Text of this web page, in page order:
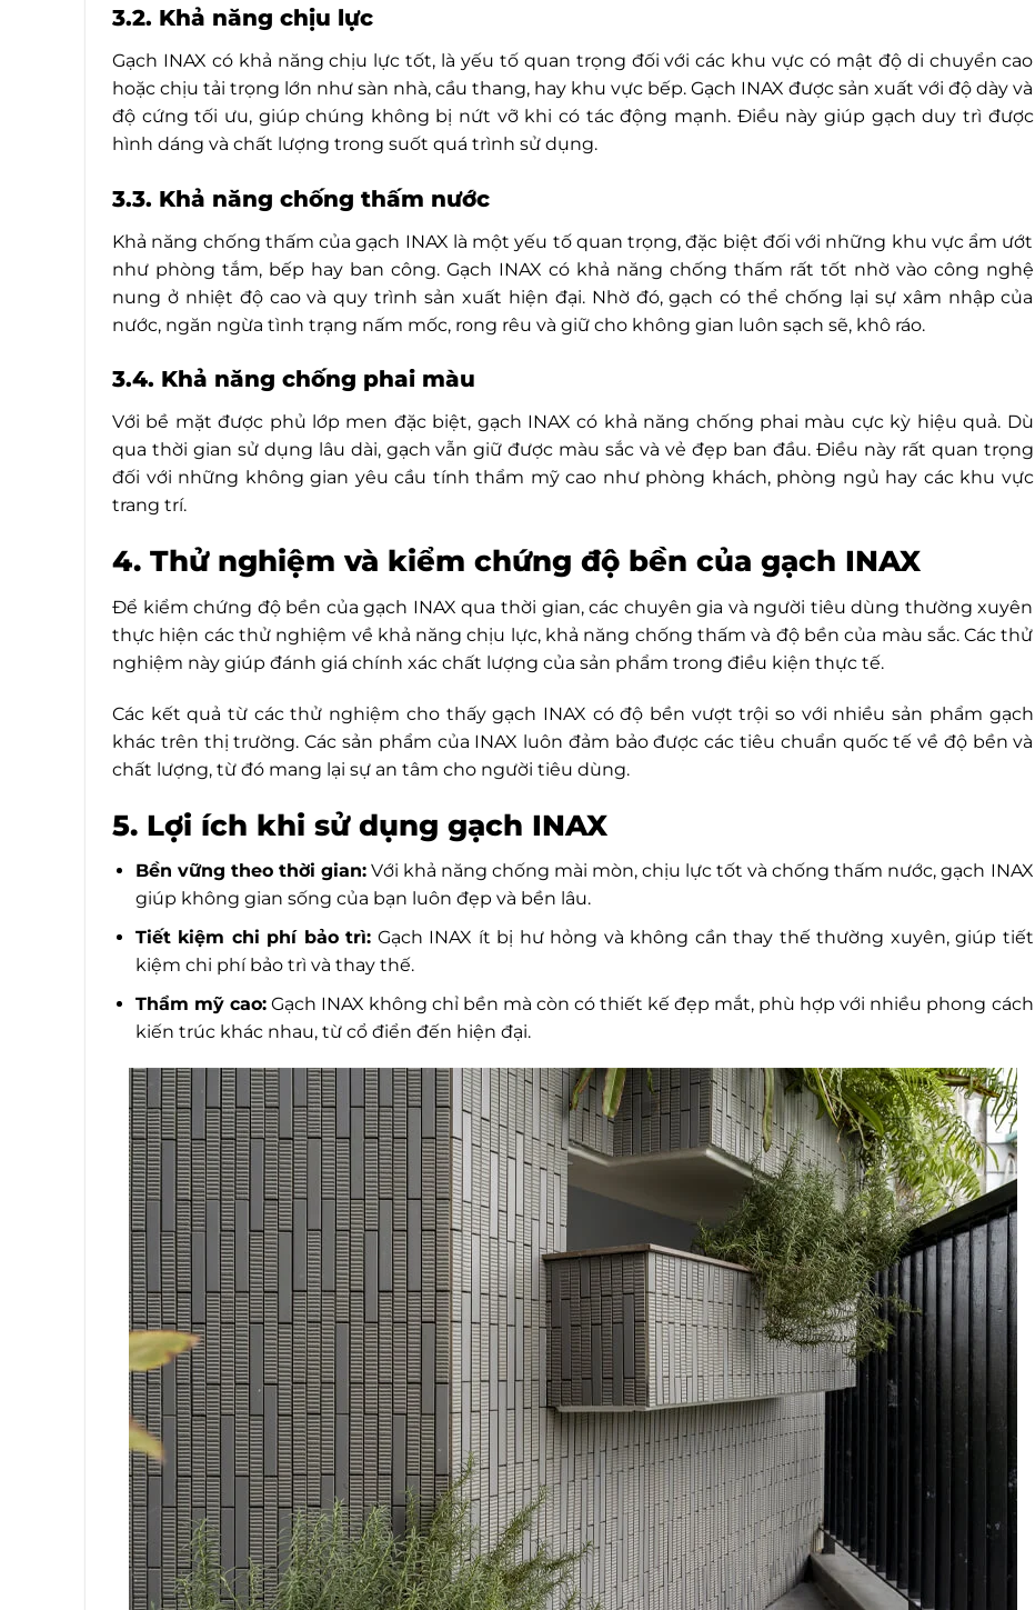
3.2. Khả năng chịu lực
Gạch INAX có khả năng chịu lực tốt, là yếu tố quan trọng đối với các khu vực có mật độ di chuyển cao
hoặc chịu tải trọng lớn như sàn nhà, cầu thang, hay khu vực bếp. Gạch INAX được sản xuất với độ dày và
độ cứng tối ưu, giúp chúng không bị nứt vỡ khi có tác động mạnh. Điều này giúp gạch duy trì được
hình dáng và chất lượng trong suốt quá trình sử dụng.
3.3. Khả năng chống thấm nước
Khả năng chống thấm của gạch INAX là một yếu tố quan trọng, đặc biệt đối với những khu vực ẩm ướt
như phòng tắm, bếp hay ban công. Gạch INAX có khả năng chống thấm rất tốt nhờ vào công nghệ
nung ở nhiệt độ cao và quy trình sản xuất hiện đại. Nhờ đó, gạch có thể chống lại sự xâm nhập của
nước, ngăn ngừa tình trạng nấm mốc, rong rêu và giữ cho không gian luôn sạch sẽ, khô ráo.
3.4. Khả năng chống phai màu
Với bề mặt được phủ lớp men đặc biệt, gạch INAX có khả năng chống phai màu cực kỳ hiệu quả. Dù
qua thời gian sử dụng lâu dài, gạch vẫn giữ được màu sắc và vẻ đẹp ban đầu. Điều này rất quan trọng
đối với những không gian yêu cầu tính thẩm mỹ cao như phòng khách, phòng ngủ hay các khu vực
trang trí.
4. Thử nghiệm và kiểm chứng độ bền của gạch INAX
Để kiểm chứng độ bền của gạch INAX qua thời gian, các chuyên gia và người tiêu dùng thường xuyên
thực hiện các thử nghiệm về khả năng chịu lực, khả năng chống thấm và độ bền của màu sắc. Các thử
nghiệm này giúp đánh giá chính xác chất lượng của sản phẩm trong điều kiện thực tế.
Các kết quả từ các thử nghiệm cho thấy gạch INAX có độ bền vượt trội so với nhiều sản phẩm gạch
khác trên thị trường. Các sản phẩm của INAX luôn đảm bảo được các tiêu chuẩn quốc tế về độ bền và
chất lượng, từ đó mang lại sự an tâm cho người tiêu dùng.
5. Lợi ích khi sử dụng gạch INAX
Bền vững theo thời gian:Với khả năng chống mài mòn, chịu lực tốt và chống thấm nước, gạch INAX
giúp không gian sống của bạn luôn đẹp và bền lâu.
Tiết kiệm chi phí bảo trì: Gạch INAX ít bị hư hỏng và không cần thay thế thường xuyên, giúp tiết
kiệm chi phí bảo trì và thay thế.
Thẩm mỹ cao:Gạch INAX không chỉ bền mà còn có thiết kế đẹp mắt, phù hợp với nhiều phong cách
kiến trúc khác nhau, từ cổ điển đến hiện đại.